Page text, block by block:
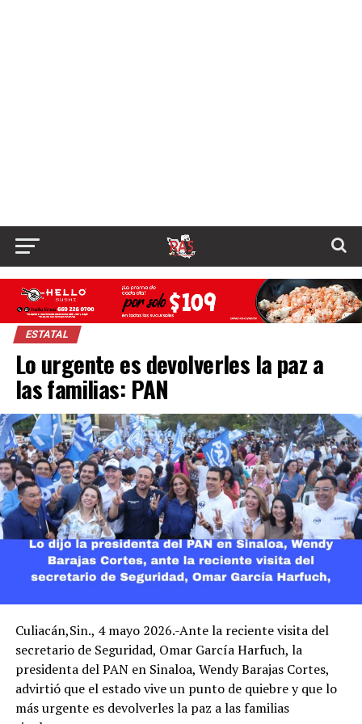
ESTATAL
Lo urgente es devolverles la paz a
las familias: PAN
Culiacán,Sin., 4 mayo 2026.-Ante la reciente visita del
secretario de Seguridad, Omar García Harfuch, la
presidenta del PAN en Sinaloa, Wendy Barajas Cortes,
advirtió que el estado vive un punto de quiebre y que lo
más urgente es devolverles la paz a las familias